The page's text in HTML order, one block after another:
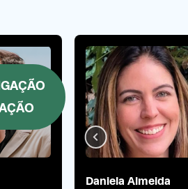
Daniela Almeida